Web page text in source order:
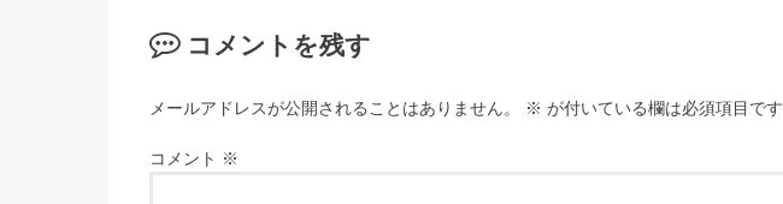
コメントを残す
メールアドレスが公開されることはありません。 ※ が付いている欄は必須項目です
コメント ※